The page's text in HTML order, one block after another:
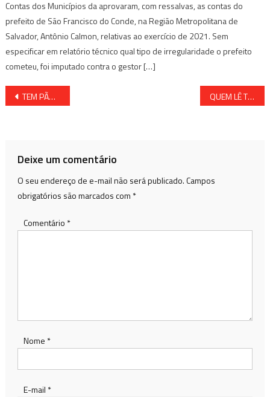
Contas dos Municípios da aprovaram, com ressalvas, as contas do
prefeito de São Francisco do Conde, na Região Metropolitana de
Salvador, Antônio Calmon, relativas ao exercício de 2021. Sem
especificar em relatório técnico qual tipo de irregularidade o prefeito
cometeu, foi imputado contra o gestor […]
Navegação
TEM PÃO E CIRCO NA ELEIÇÃO DA SUA CIDADE? QUEM LÊ TÍTULO AINDA NÃO SABE O CONTEÚDO
Deixe um comentário
O seu endereço de e-mail não será publicado.Campos
obrigatórios são marcados com *
Comentário *
Nome *
E-mail *